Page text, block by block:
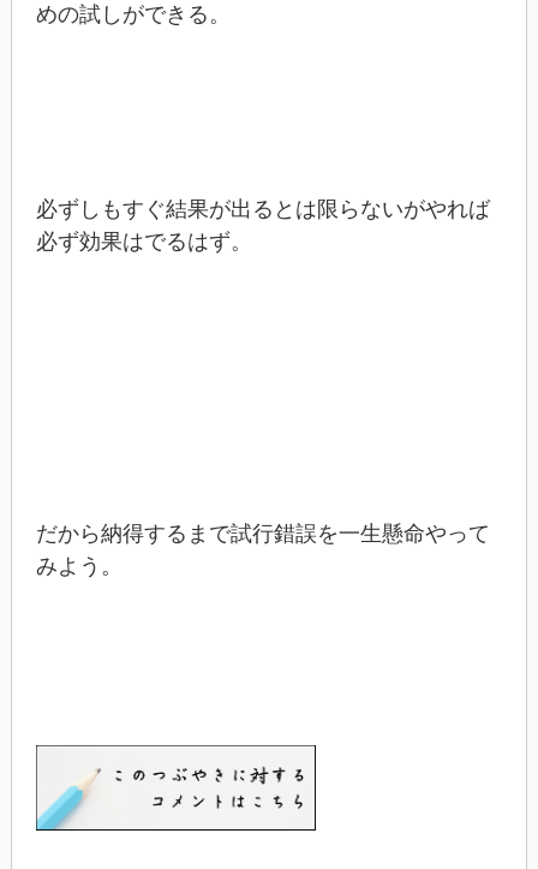
めの試しができる。
必ずしもすぐ結果が出るとは限らないがやれば
必ず効果はでるはず。
だから納得するまで試行錯誤を一生懸命やって
みよう。